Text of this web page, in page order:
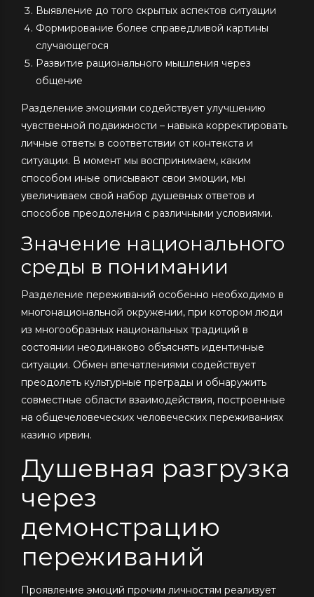
Выявление до того скрытых аспектов ситуации
Формирование более справедливой картины
случающегося
Развитие рационального мышления через
общение
Разделение эмоциями содействует улучшению
чувственной подвижности – навыка корректировать
личные ответы в соответствии от контекста и
ситуации. В момент мы воспринимаем, каким
способом иные описывают свои эмоции, мы
увеличиваем свой набор душевных ответов и
способов преодоления с различными условиями.
Значение национального
среды в понимании
Разделение переживаний особенно необходимо в
многонациональной окружении, при котором люди
из многообразных национальных традиций в
состоянии неодинаково объяснять идентичные
ситуации. Обмен впечатлениями содействует
преодолеть культурные преграды и обнаружить
совместные области взаимодействия, построенные
на общечеловеческих человеческих переживаниях
казино ирвин.
Душевная разгрузка
через
демонстрацию
переживаний
Проявление эмоций прочим личностям реализует